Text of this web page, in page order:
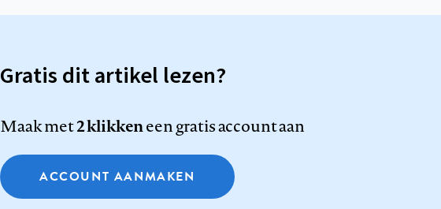
Gratis dit artikel lezen?
Maak met2 klikkeneen gratis account aan
ACCOUNT AANMAKEN